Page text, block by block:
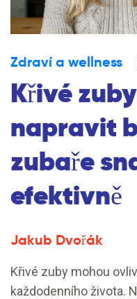
Zdraví a wellness
Křivé
napravit
zubaře
efektivně
Jakub Dvořák
Křivé zuby mohou
každodenního života.